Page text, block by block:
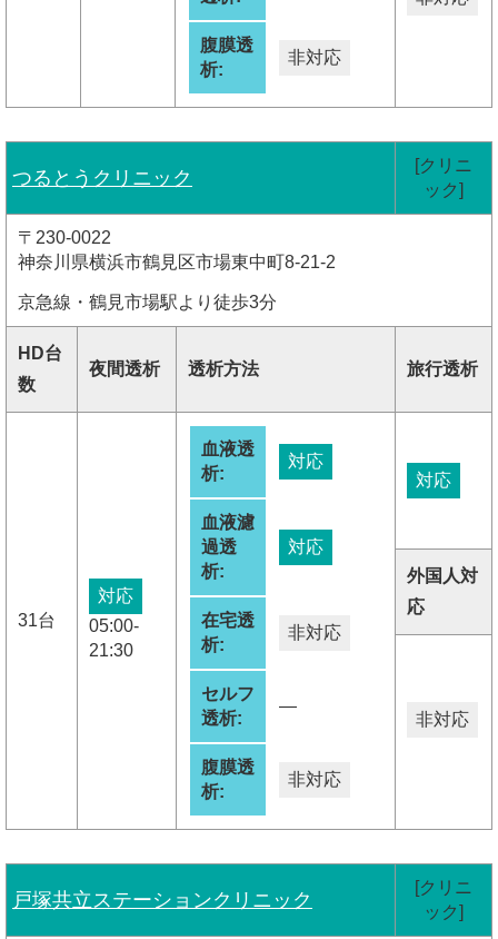
腹膜透
析:
非対応
つるとうクリニック
[クリニ
ック]
〒230-0022
神奈川県横浜市鶴見区市場東中町8-21-2
京急線・鶴見市場駅より徒歩3分
HD台
数
夜間透析 透析方法 旅行透析
31台
対応
05:00-
21:30
血液透
析:
対応
血液濾
過透
析:
対応
在宅透
析:
非対応
セルフ
透析:
―
腹膜透
析:
非対応
対応
外国人対
応
非対応
戸塚共立ステーションクリニック
[クリニ
ック]